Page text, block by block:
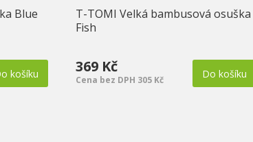
Blue
košíku
T-TOMI Velká bambusová osuška
Fish
369 Kč
Cena bez DPH 305 Kč Do košíku